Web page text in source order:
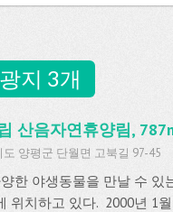
지 3개
산음자연휴양림,
도 양평군 단월면 고북길 97-45
한 야생동물을 만날 수 있
위치하고 있다. 2000년 1